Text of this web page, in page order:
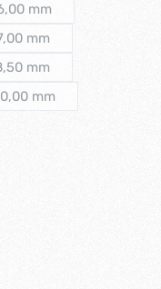
zurzeit nicht verfügbar.)
mm
zurzeit nicht verfügbar.)
mm
zurzeit nicht verfügbar.)
mm
zurzeit nicht verfügbar.)
mm